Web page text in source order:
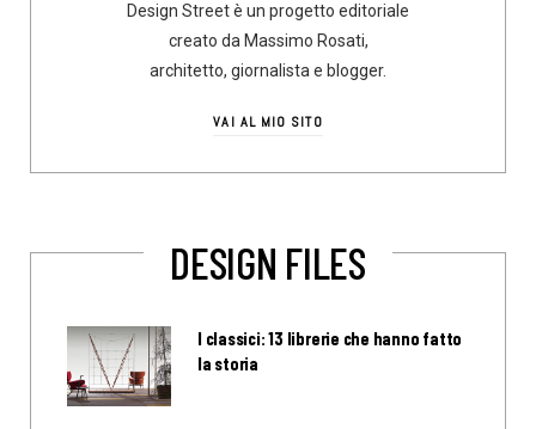
Design Street è un progetto editoriale
creato da Massimo Rosati,
architetto, giornalista e blogger.
VAI AL MIO SITO
DESIGN FILES
I classici: 13 librerie che hanno fatto
la storia